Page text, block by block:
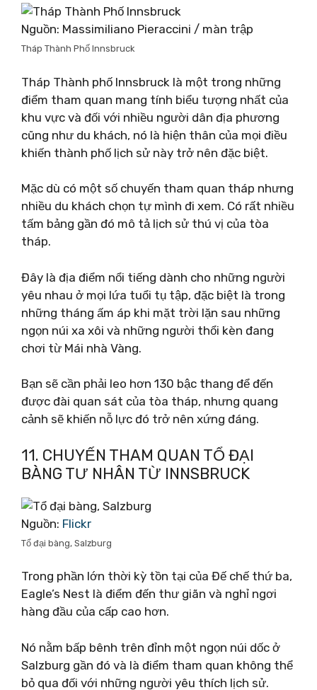
Nguồn: Massimiliano Pieraccini / màn trập
Tháp Thành Phố Innsbruck
Tháp Thành phố Innsbruck là một trong những
điểm tham quan mang tính biểu tượng nhất của
khu vực và đối với nhiều người dân địa phương
cũng như du khách, nó là hiện thân của mọi điều
khiến thành phố lịch sử này trở nên đặc biệt.
Mặc dù có một số chuyến tham quan tháp nhưng
nhiều du khách chọn tự mình đi xem. Có rất nhiều
tấm bảng gần đó mô tả lịch sử thú vị của tòa
tháp.
Đây là địa điểm nổi tiếng dành cho những người
yêu nhau ở mọi lứa tuổi tụ tập, đặc biệt là trong
những tháng ấm áp khi mặt trời lặn sau những
ngọn núi xa xôi và những người thổi kèn đang
chơi từ Mái nhà Vàng.
Bạn sẽ cần phải leo hơn 130 bậc thang để đến
được đài quan sát của tòa tháp, nhưng quang
cảnh sẽ khiến nỗ lực đó trở nên xứng đáng.
11. CHUYẾN THAM QUAN TỔ ĐẠI
BÀNG TƯ NHÂN TỪ INNSBRUCK
Nguồn: Flickr
Tổ đại bàng, Salzburg
Trong phần lớn thời kỳ tồn tại của Đế chế thứ ba,
Eagle’s Nest là điểm đến thư giãn và nghỉ ngơi
hàng đầu của cấp cao hơn.
Nó nằm bấp bênh trên đỉnh một ngọn núi dốc ở
Salzburg gần đó và là điểm tham quan không thể
bỏ qua đối với những người yêu thích lịch sử.